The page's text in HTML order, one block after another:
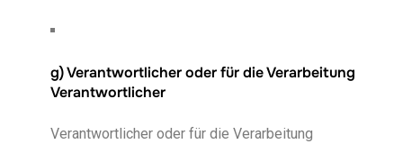
g) Verantwortlicher oder für die Verarbeitung
Verantwortlicher
Verantwortlicher oder für die Verarbeitung